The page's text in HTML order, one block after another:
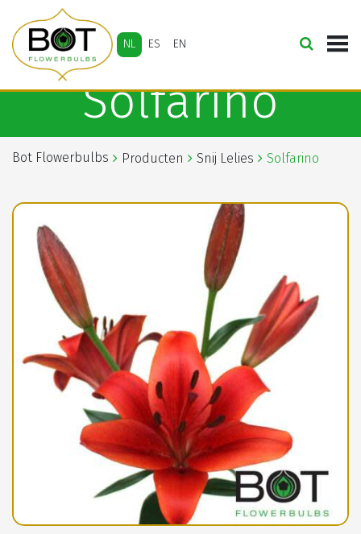
NL ES EN
Solfarino
Bot Flowerbulbs Producten Snij Lelies Solfarino